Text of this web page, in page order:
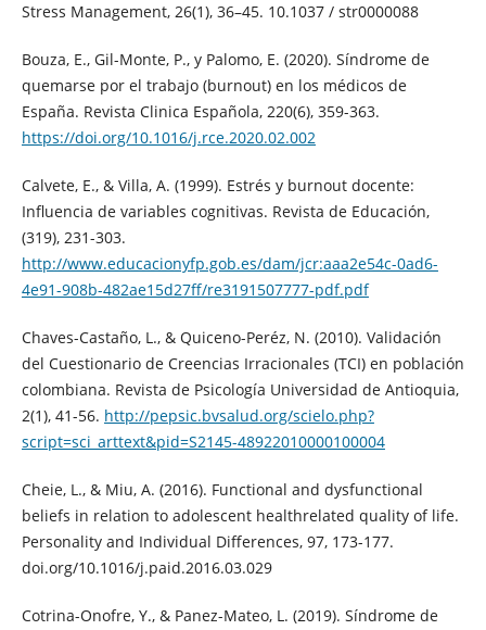
Stress Management, 26(1), 36–45. 10.1037 / str0000088
Bouza, E., Gil-Monte, P., y Palomo, E. (2020). Síndrome de
quemarse por el trabajo (burnout) en los médicos de
España. Revista Clinica Española, 220(6), 359-363.
https://doi.org/10.1016/j.rce.2020.02.002
Calvete, E., & Villa, A. (1999). Estrés y burnout docente:
Influencia de variables cognitivas. Revista de Educación,
(319), 231-303.
http://www.educacionyfp.gob.es/dam/jcr:aaa2e54c-0ad6-
4e91-908b-482ae15d27ff/re3191507777-pdf.pdf
Chaves-Castaño, L., & Quiceno-Peréz, N. (2010). Validación
del Cuestionario de Creencias Irracionales (TCI) en población
colombiana. Revista de Psicología Universidad de Antioquia,
2(1), 41-56. http://pepsic.bvsalud.org/scielo.php?
script=sci_arttext&pid=S2145-48922010000100004
Cheie, L., & Miu, A. (2016). Functional and dysfunctional
beliefs in relation to adolescent healthrelated quality of life.
Personality and Individual Differences, 97, 173-177.
doi.org/10.1016/j.paid.2016.03.029
Cotrina-Onofre, Y., & Panez-Mateo, L. (2019). Síndrome de